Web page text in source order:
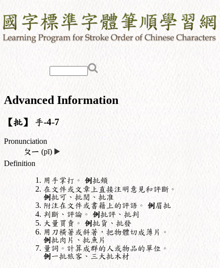
Advanced Information
【批】 手-4-7
Pronunciation
ㄆㄧ (pī) ▶️
Definition
用手掌打。 例批頰
在文件或文章上直接注明意見和評斷。
例批可、批閱、批准
附注在文件或書籍上的評語。 例眉批
判斷、評論。 例批評、批判
大量買賣。 例批貨、批發
用刀橫著或斜著，把物體切成薄片。
例批肉片、批魚片
量詞。計算成群的人或物品的單位。
例一批旅客、三大批木材